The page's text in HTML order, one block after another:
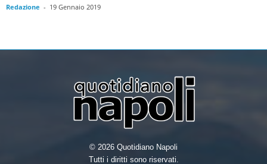
Redazione - 19 Gennaio 2019
© 2026 Quotidiano Napoli
Tutti i diritti sono riservati.